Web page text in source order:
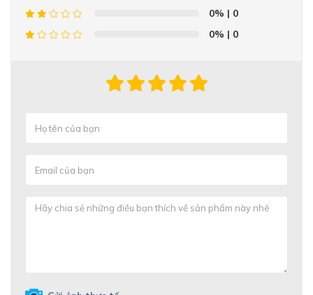
0% | 0
0% | 0